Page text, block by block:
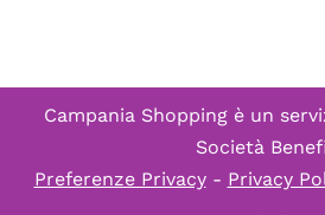
Campania Shopping è un
Società
Preferenze Privacy- Privacy